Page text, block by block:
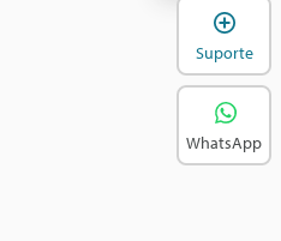
Suporte
WhatsApp